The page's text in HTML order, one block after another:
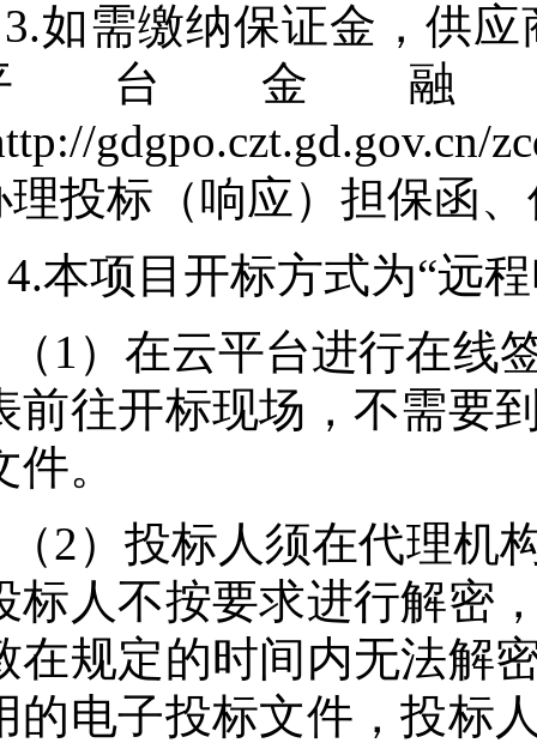
3.如需缴纳保证金，供
台金
gdgpo.czt.gd.gov.cn/
理投标（响应）担保函
4.本项目开标方式为“远
（1）在云平台进行在线
前往开标现场，不需要
件。
（2）投标人须在代理机
标人不按要求进行解密
在规定的时间内无法解
的电子投标文件，投标